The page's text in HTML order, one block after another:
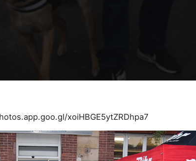
xoiHBGE5ytZRDhpa7